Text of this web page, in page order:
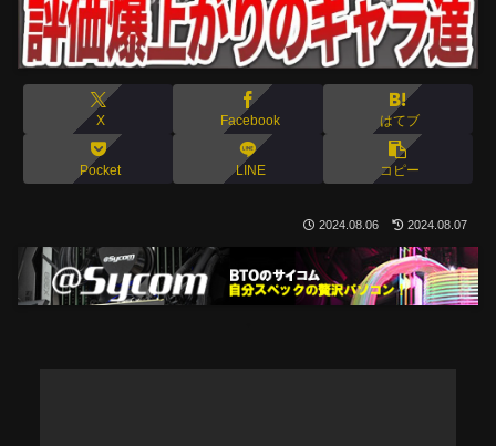
X Facebook はてブ
Pocket LINE コピー
2024.08.06 2024.08.07